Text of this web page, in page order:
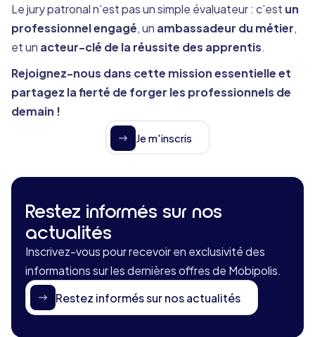
Le jury patronal n’est pas un simple évaluateur : c’est un
professionnel engagé, un ambassadeur du métier,
et un acteur-clé de la réussite des apprentis.
Rejoignez-nous dans cette mission essentielle et
partagez la fierté de forger les professionnels de
demain !
Je m'inscris
Restez informés sur nos
actualités
Inscrivez-vous pour recevoir en exclusivité des
informations sur les dernières offres de Mobipolis.
Restez informés sur nos actualités